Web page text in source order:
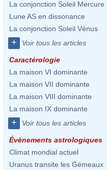
La conjonction Soleil Mercure
Lune AS en dissonance
La conjonction Soleil Vénus
+ Voir tous les articles
Caractérologie
La maison VI dominante
La maison VII dominante
La maison VIII dominante
La maison IX dominante
+ Voir tous les articles
Évènements astrologiques
Climat mondial actuel
Uranus transite les Gémeaux